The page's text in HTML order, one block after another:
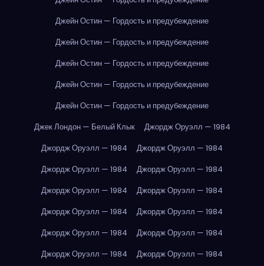
Джейн Остин — Гордость и предубеждение
Джейн Остин — Гордость и предубеждение
Джейн Остин — Гордость и предубеждение
Джейн Остин — Гордость и предубеждение
Джейн Остин — Гордость и предубеждение
Джек Лондон — Белый Клык
Джордж Оруэлл — 1984
Джордж Оруэлл — 1984
Джордж Оруэлл — 1984
Джордж Оруэлл — 1984
Джордж Оруэлл — 1984
Джордж Оруэлл — 1984
Джордж Оруэлл — 1984
Джордж Оруэлл — 1984
Джордж Оруэлл — 1984
Джордж Оруэлл — 1984
Джордж Оруэлл — 1984
Джордж Оруэлл — 1984
Джордж Оруэлл — 1984